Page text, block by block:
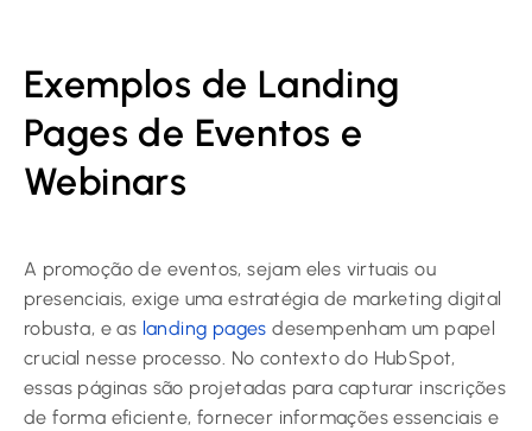
Exemplos de Landing
Pages de Eventos e
Webinars
A promoção de eventos, sejam eles virtuais ou
presenciais, exige uma estratégia de marketing digital
robusta, e as landing pages desempenham um papel
crucial nesse processo. No contexto do HubSpot,
essas páginas são projetadas para capturar inscrições
de forma eficiente, fornecer informações essenciais e